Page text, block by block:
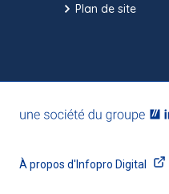
Plan de site